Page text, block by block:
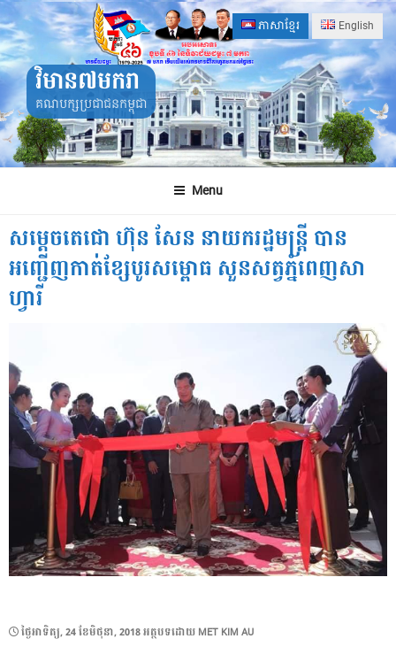
Skip
to
content
ភាសាខ្មែរ English
វិមាន៧មករា
គណបក្សប្រជាជនកម្ពុជា
Menu
សម្តេចតេជោ ហ៊ុន សែន នាយករដ្ឋមន្ត្រី បាន
អញ្ជើញកាត់ខ្សែបូរសម្ពោធ សួនសត្វភ្នំពេញសា
ហ្វារី
POSTED
ថ្ងៃ​អាទិត្យ, 24 ខែ​មិថុនា, 2018អត្ថបទដោយ MET KIM AU